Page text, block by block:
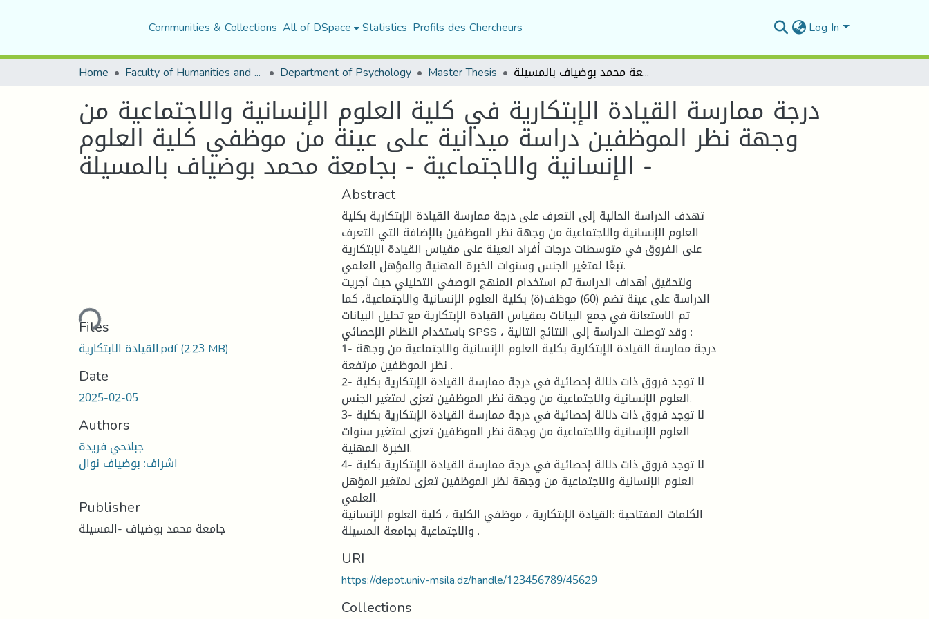
Communities & Collections All of DSpace Statistics Profils des Chercheurs Log In
Home Faculty of Humanities and Social Sciences Department of Psychology Master Thesis درجة ممارسة القيادة الإبتكارية في كلية العلوم الإنسانية والاجتماعية من وجهة نظر الموظفين دراسة ميدانية على عينة من موظفي كلية العلوم الإنسانية والاجتماعية - بجامعة محمد بوضياف بالمسيلة -
درجة ممارسة القيادة الإبتكارية في كلية العلوم الإنسانية والاجتماعية من
وجهة نظر الموظفين دراسة ميدانية على عينة من موظفي كلية العلوم
الإنسانية والاجتماعية - بجامعة محمد بوضياف بالمسيلة -
Loading...
Files
القيادة الابتكارية.pdf(2.23 MB)
Date
2025-02-05
Authors
جبلاحي فريدة
اشراف: بوضياف نوال
Publisher
جامعة محمد بوضياف -المسيلة
Abstract
تهدف الدراسة الحالية إلى التعرف على درجة ممارسة القيادة الإبتكارية بكلية
العلوم الإنسانية والاجتماعية من وجهة نظر الموظفين بالإضافة التي التعرف
على الفروق في متوسطات درجات أفراد العينة على مقياس القيادة الإبتكارية
تبعًا لمتغير الجنس وسنوات الخبرة المهنية والمؤهل العلمي.
ولتحقيق أهداف الدراسة تم استخدام المنهج الوصفي التحليلي حيث أجريت
الدراسة على عينة تضم (60) موظف(ة) بكلية العلوم الإنسانية والاجتماعية، كما
تم الاستعانة في جمع البيانات بمقياس القيادة الإبتكارية مع تحليل البيانات
باستخدام النظام الإحصائي SPSS ، وقد توصلت الدراسة إلى النتائج التالية :
1- درجة ممارسة القيادة الإبتكارية بكلية العلوم الإنسانية والاجتماعية من وجهة
نظر الموظفين مرتفعة .
2- لا توجد فروق ذات دلالة إحصائية في درجة ممارسة القيادة الإبتكارية بكلية
العلوم الإنسانية والاجتماعية من وجهة نظر الموظفين تعزى لمتغير الجنس.
3- لا توجد فروق ذات دلالة إحصائية في درجة ممارسة القيادة الإبتكارية بكلية
العلوم الإنسانية والاجتماعية من وجهة نظر الموظفين تعزى لمتغير سنوات
الخبرة المهنية.
4- لا توجد فروق ذات دلالة إحصائية في درجة ممارسة القيادة الإبتكارية بكلية
العلوم الإنسانية والاجتماعية من وجهة نظر الموظفين تعزى لمتغير المؤهل
العلمي.
الكلمات المفتاحية :القيادة الإبتكارية ، موظفي الكلية ، كلية العلوم الإنسانية
والاجتماعية بجامعة المسيلة .
URI
https://depot.univ-msila.dz/handle/123456789/45629
Collections